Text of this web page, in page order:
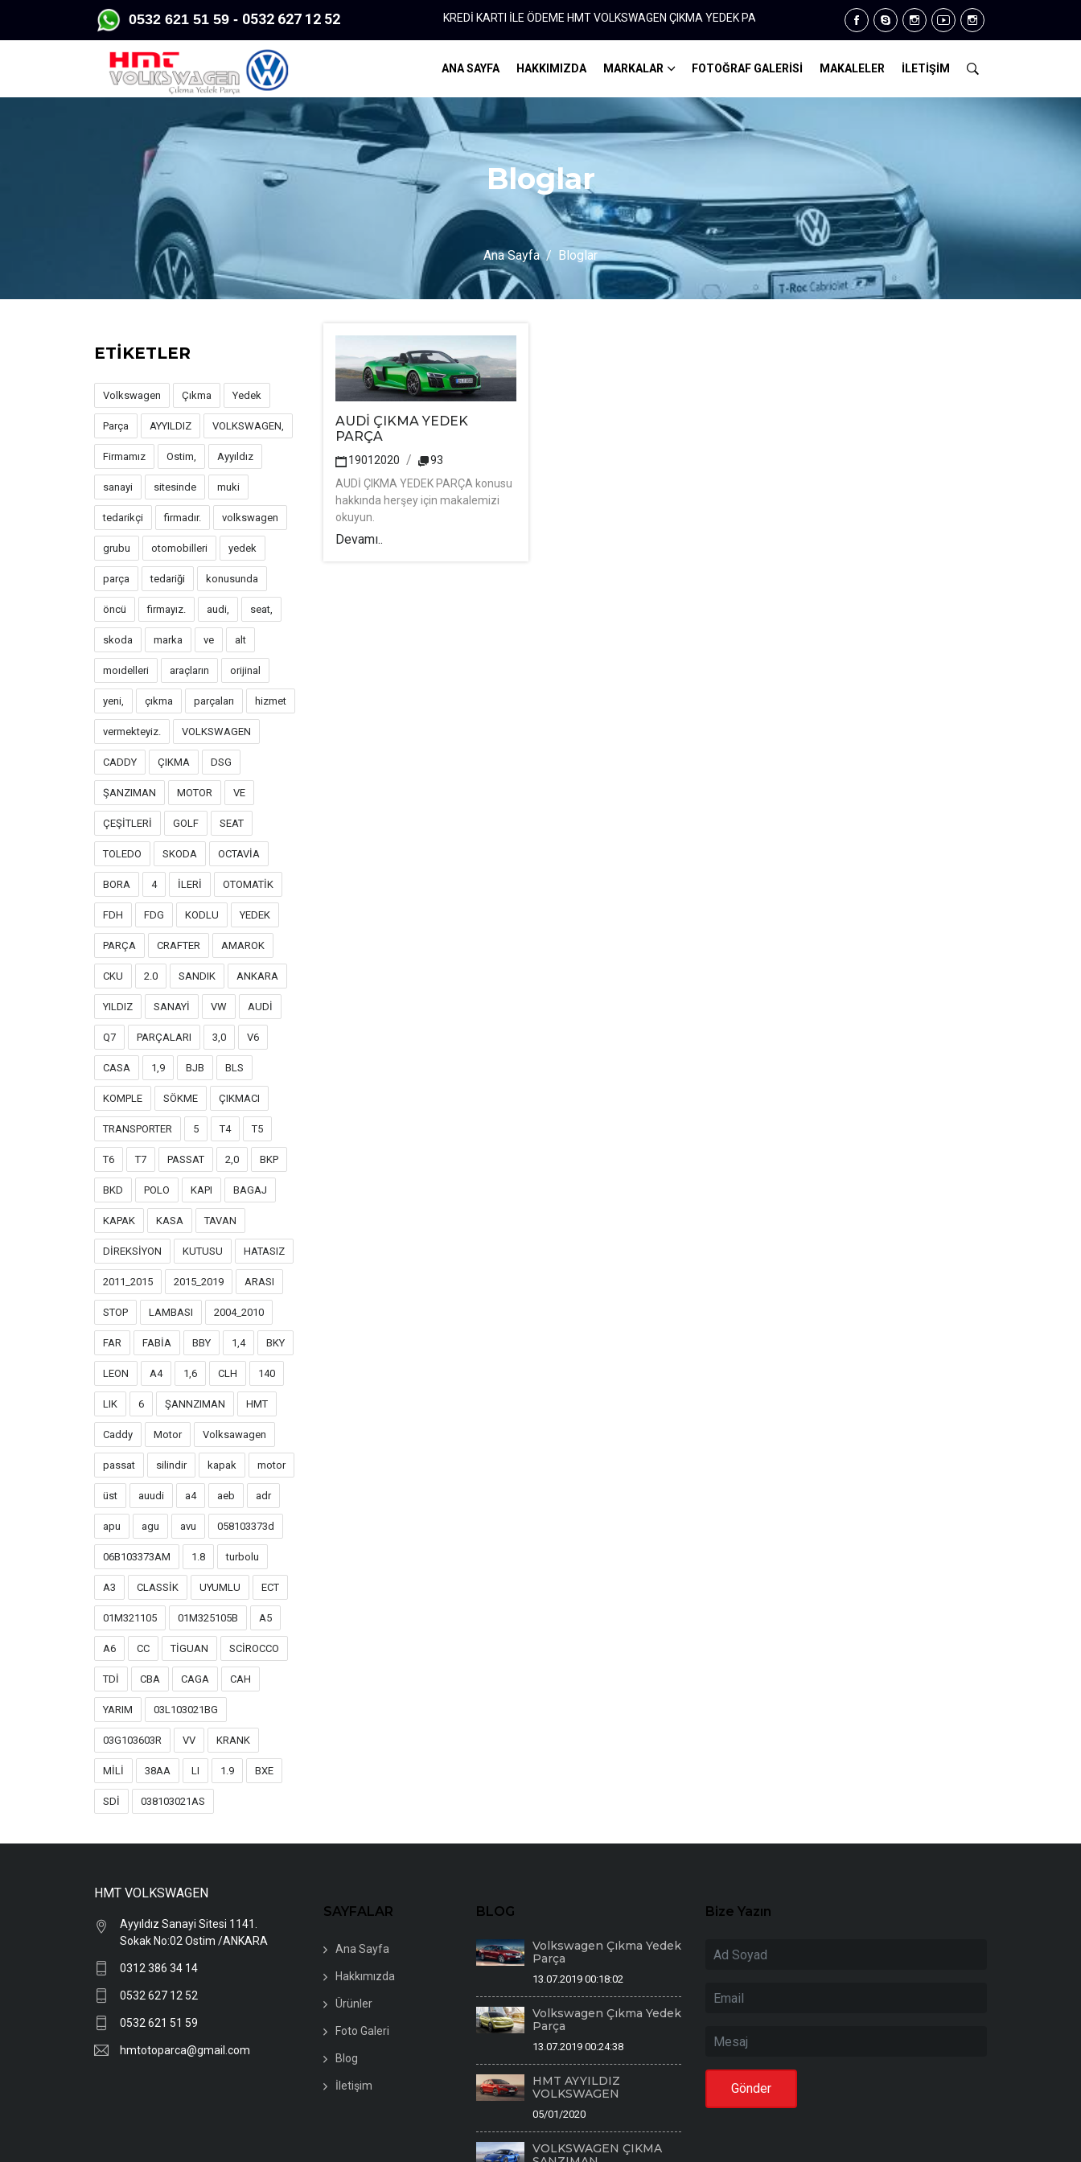
0532 621 51 59 - 0532 627 12 52 KREDİ KARTI İLE ÖDEME HMT VOLKSWAGEN ÇIKMA YEDEK PARÇA 0312 386 34 14
ANA SAYFA HAKKIMIZDA MARKALAR FOTOĞRAF GALERİSİ MAKALELER İLETİŞİM
Bloglar
Ana Sayfa Bloglar
AUDİ ÇIKMA YEDEK
PARÇA
19012020
93
AUDİ ÇIKMA YEDEK PARÇA konusu
hakkında herşey için makalemizi
okuyun.
Devamı..
ETİKETLER
Volkswagen Çıkma Yedek
Parça AYYILDIZ VOLKSWAGEN,
Firmamız Ostim, Ayyıldız
sanayi sitesinde muki
tedarikçi firmadır. volkswagen
grubu otomobilleri yedek
parça tedariği konusunda
öncü firmayız. audi, seat,
skoda marka ve alt
moıdelleri araçların orijinal
yeni, çıkma parçaları hizmet
vermekteyiz. VOLKSWAGEN
CADDY ÇIKMA DSG
ŞANZIMAN MOTOR VE
ÇEŞİTLERİ GOLF SEAT
TOLEDO SKODA OCTAVİA
BORA 4 İLERİ OTOMATİK
FDH FDG KODLU YEDEK
PARÇA CRAFTER AMAROK
CKU 2.0 SANDIK ANKARA
YILDIZ SANAYİ VW AUDİ
Q7 PARÇALARI 3,0 V6
CASA 1,9 BJB BLS
KOMPLE SÖKME ÇIKMACI
TRANSPORTER 5 T4 T5
T6 T7 PASSAT 2,0 BKP
BKD POLO KAPI BAGAJ
KAPAK KASA TAVAN
DİREKSİYON KUTUSU HATASIZ
2011_2015 2015_2019 ARASI
STOP LAMBASI 2004_2010
FAR FABİA BBY 1,4 BKY
LEON A4 1,6 CLH 140
LIK 6 ŞANNZIMAN HMT
Caddy Motor Volksawagen
passat silindir kapak motor
üst auudi a4 aeb adr
apu agu avu 058103373d
06B103373AM 1.8 turbolu
A3 CLASSİK UYUMLU ECT
01M321105 01M325105B A5
A6 CC TİGUAN SCİROCCO
TDİ CBA CAGA CAH
YARIM 03L103021BG
03G103603R VV KRANK
MİLİ 38AA LI 1.9 BXE
SDİ 038103021AS
HMT VOLKSWAGEN
Ayyıldız Sanayi Sitesi 1141.
Sokak No:02 Ostim /ANKARA
0312 386 34 14
0532 627 12 52
0532 621 51 59
hmtotoparca@gmail.com
SAYFALAR
Ana Sayfa
Hakkımızda
Ürünler
Foto Galeri
Blog
İletişim
BLOG
Volkswagen Çıkma Yedek
Parça
13.07.2019 00:18:02
Volkswagen Çıkma Yedek
Parça
13.07.2019 00:24:38
HMT AYYILDIZ
VOLKSWAGEN
05/01/2020
VOLKSWAGEN ÇIKMA
Bize Yazın